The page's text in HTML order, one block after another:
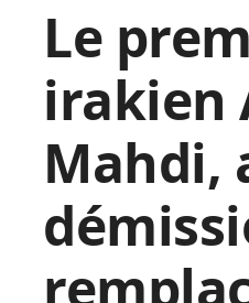
Le
irakien
Mahdi,